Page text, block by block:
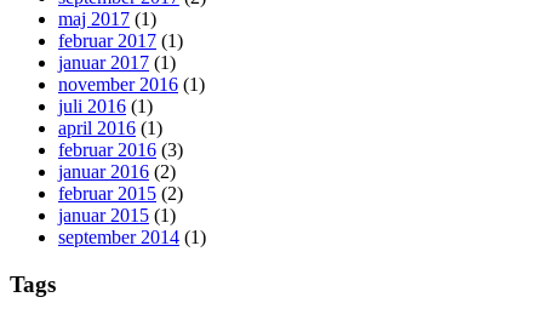
maj 2017 (1)
februar 2017 (1)
januar 2017 (1)
november 2016 (1)
juli 2016 (1)
april 2016 (1)
februar 2016 (3)
januar 2016 (2)
februar 2015 (2)
januar 2015 (1)
september 2014 (1)
Tags